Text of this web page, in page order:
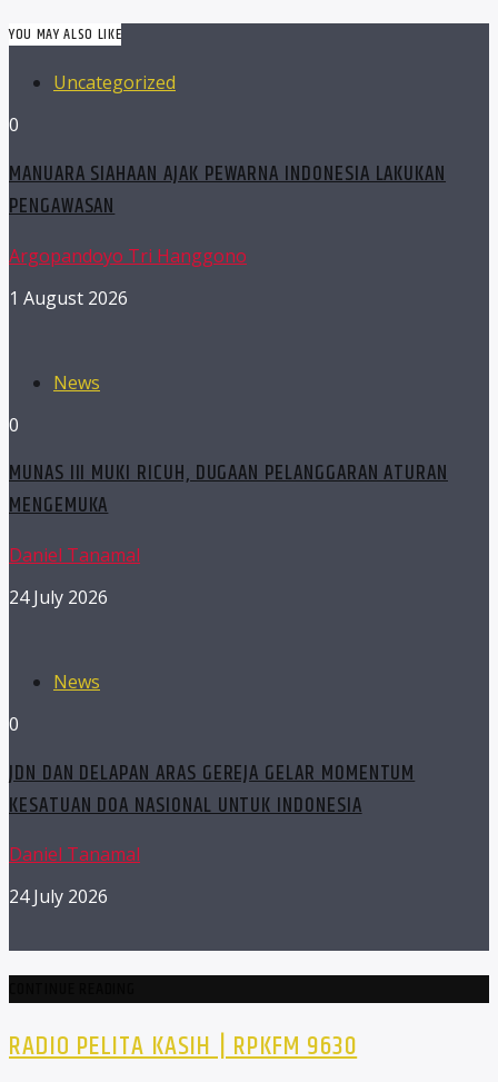
YOU MAY ALSO LIKE
Uncategorized
0
MANUARA SIAHAAN AJAK PEWARNA INDONESIA LAKUKAN
PENGAWASAN
Argopandoyo Tri Hanggono
1 August 2026
News
0
MUNAS III MUKI RICUH, DUGAAN PELANGGARAN ATURAN
MENGEMUKA
Daniel Tanamal
24 July 2026
News
0
JDN DAN DELAPAN ARAS GEREJA GELAR MOMENTUM
KESATUAN DOA NASIONAL UNTUK INDONESIA
Daniel Tanamal
24 July 2026
RADIO PELITA KASIH | RPKFM 9630